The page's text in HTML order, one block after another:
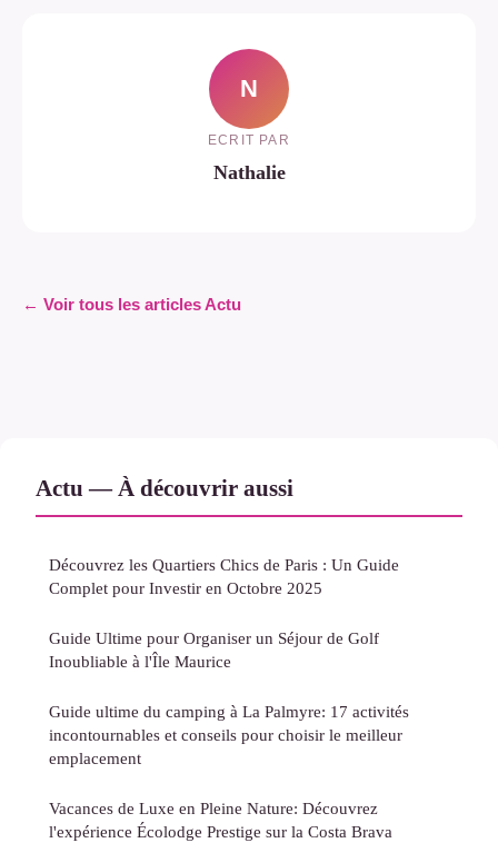
N
ECRIT PAR
Nathalie
← Voir tous les articles Actu
Actu — À découvrir aussi
Découvrez les Quartiers Chics de Paris : Un Guide
Complet pour Investir en Octobre 2025
Guide Ultime pour Organiser un Séjour de Golf
Inoubliable à l'Île Maurice
Guide ultime du camping à La Palmyre: 17 activités
incontournables et conseils pour choisir le meilleur
emplacement
Vacances de Luxe en Pleine Nature: Découvrez
l'expérience Écolodge Prestige sur la Costa Brava